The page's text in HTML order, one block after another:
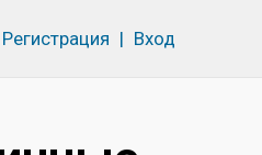
Регистрация | Вход